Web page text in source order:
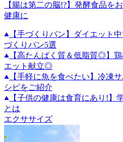
【腸は第二の脳!?】発酵食品を
健康に
【手づくりパン】ダイエット
づくりパン5選
【高たんぱく質＆低脂質◎】
エット献立◎
【手軽に魚を食べたい】冷凍
シピをご紹介
【子供の健康は食育にあり!】
とは
エクササイズ